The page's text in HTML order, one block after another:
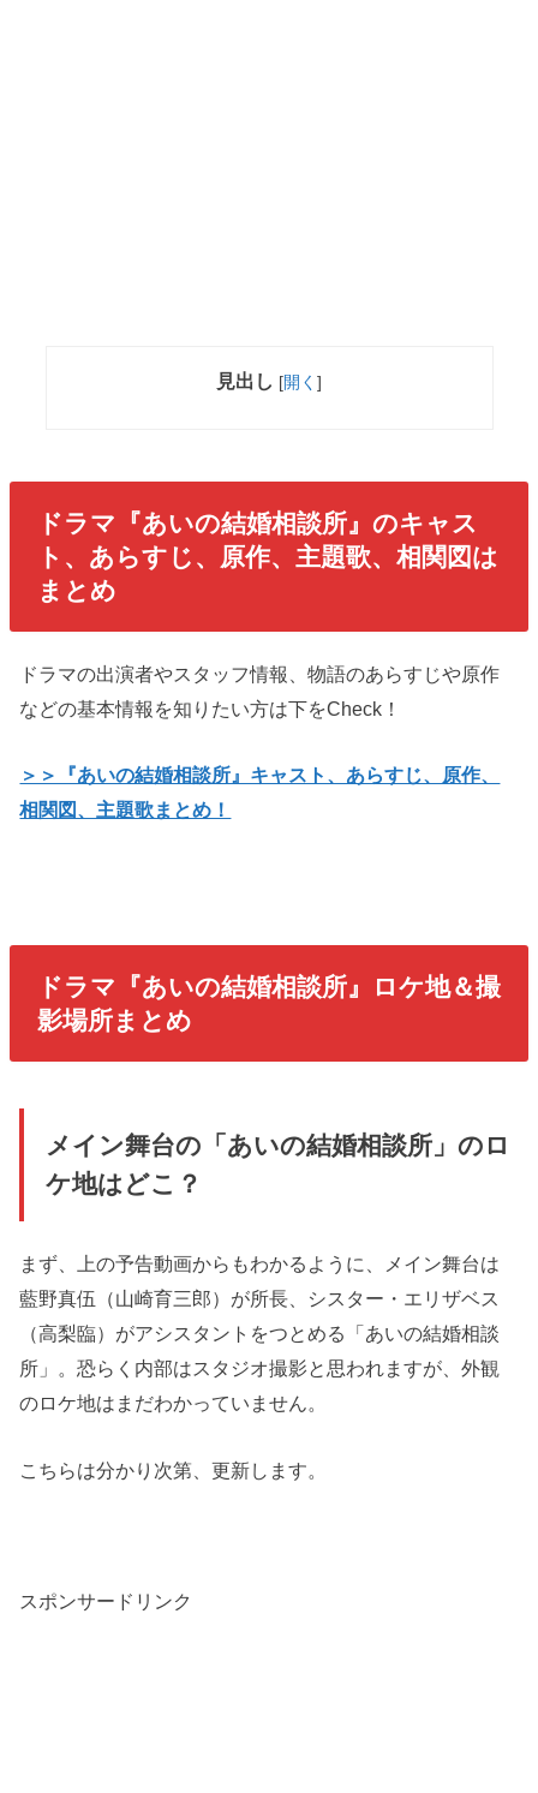
見出し [開く ]
ドラマ『あいの結婚相談所』のキャス
ト、あらすじ、原作、主題歌、相関図は
まとめ
ドラマの出演者やスタッフ情報、物語のあらすじや原作
などの基本情報を知りたい方は下をCheck！
＞＞『あいの結婚相談所』キャスト、あらすじ、原作、
相関図、主題歌まとめ！
ドラマ『あいの結婚相談所』ロケ地＆撮
影場所まとめ
メイン舞台の「あいの結婚相談所」のロ
ケ地はどこ？
まず、上の予告動画からもわかるように、メイン舞台は
藍野真伍（山崎育三郎）が所長、シスター・エリザベス
（高梨臨）がアシスタントをつとめる「あいの結婚相談
所」。恐らく内部はスタジオ撮影と思われますが、外観
のロケ地はまだわかっていません。
こちらは分かり次第、更新します。
スポンサードリンク